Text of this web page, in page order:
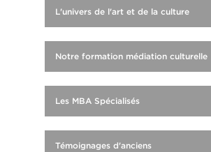
L'univers de l'art et de la culture
Notre formation médiation culturelle
Les MBA Spécialisés
Témoignages d'anciens